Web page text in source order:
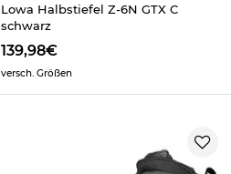
Lowa Halbstiefel Z-6N GTX C
schwarz
139,98€
versch. Größen